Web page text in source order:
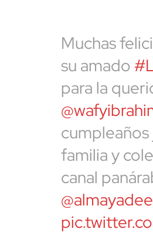
Muchas
su amado
para la
cumpleaños
familia y
canal